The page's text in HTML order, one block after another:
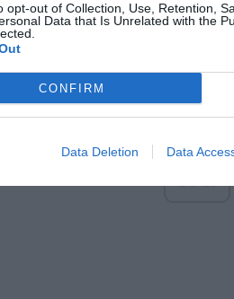
opt-out of Collection, Use, Retention,
Data that Is Unrelated with the
CONFIRM
Data Deletion Data
dlaczego tego nie zrobił. Będzie